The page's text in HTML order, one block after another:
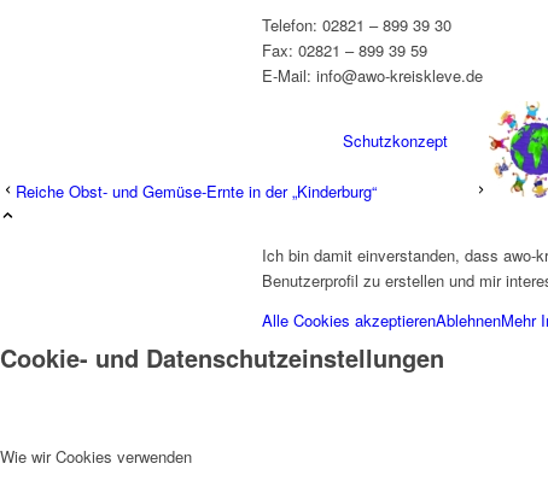
Schutzkonzept
Kreisgeschäftsstelle
Telefon: 02821 – 899 39 30
Fax: 02821 – 899 39 59
E-Mail: info@awo-kreiskleve.de
Reiche Obst- und Gemüse-Ernte in der „Kinderburg“
Ich bin damit einverstanden, dass awo-
Benutzerprofil zu erstellen und mir
Alle Cookies akzeptierenAblehnenMehr
Cookie- und Datenschutzeinstellungen
Wie wir Cookies verwenden